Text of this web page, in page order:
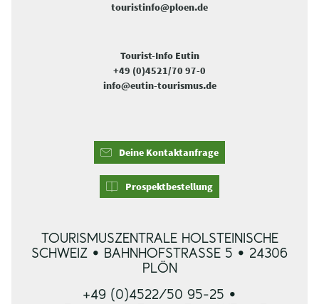
touristinfo@ploen.de
Tourist-Info Eutin
+49 (0)4521/70 97-0
info@eutin-tourismus.de
Deine Kontaktanfrage
Prospektbestellung
TOURISMUSZENTRALE HOLSTEINISCHE
SCHWEIZ • BAHNHOFSTRASSE 5 • 24306 P
LÖN
+49 (0)4522/50 95-25 •